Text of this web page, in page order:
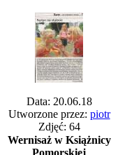
Data: 20.06.18
Utworzone przez: piotr
Zdjęć: 64
Wernisaż w Książnicy
Pomorskiej